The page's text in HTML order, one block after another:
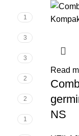
1
3
3
2
2
1
Read
NS